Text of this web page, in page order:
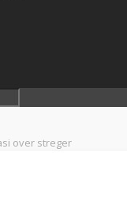
over streger